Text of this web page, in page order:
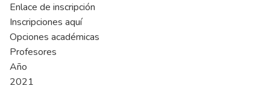
Enlace de inscripción
Inscripciones aquí
Opciones académicas
Profesores
Año
2021